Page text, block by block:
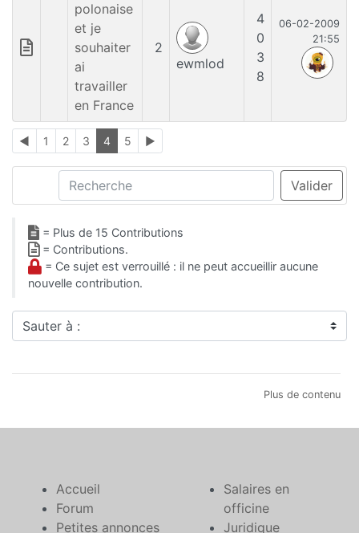
polonaise
et je
souhaiter
ai
travailler
en France
2
ewmlod
4
0
3
8
06-02-2009
21:55
◄ 1 2 3 4 5 ►
Recherche Valider
= Plus de 15 Contributions
= Contributions.
= Ce sujet est verrouillé : il ne peut accueillir aucune
nouvelle contribution.
Sauter à :
Plus de contenu
Accueil
Forum
Petites annonces
Salaires en
officine
Juridique